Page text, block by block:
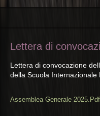
Lettera di
Lettera di convocazione
della Scuola Internazionale
Assemblea Generale 2025.Pdf